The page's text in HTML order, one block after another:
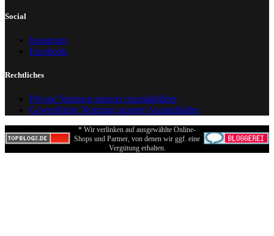
Social
Instagram
Facebook
Rechtliches
Private Nutzung unserer Ausmalbilder
Gewerbliche Nutzung unserer Ausmalbilder
* Wir verlinken auf ausgewählte Online-
Shops und Partner, von denen wir ggf. eine
Vergütung erhalten.